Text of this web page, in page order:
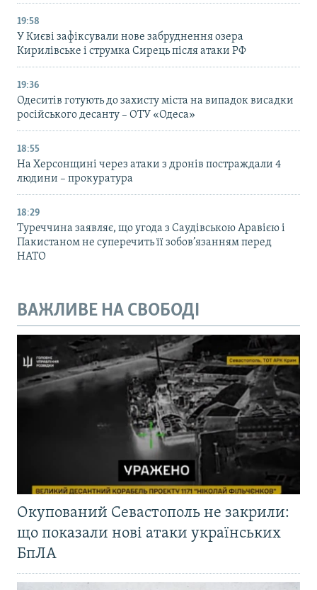
19:58
У Києві зафіксували нове забруднення озера
Кирилівське і струмка Сирець після атаки РФ
19:36
Одеситів готують до захисту міста на випадок висадки
російського десанту – ОТУ «Одеса»
18:55
На Херсонщині через атаки з дронів постраждали 4
людини – прокуратура
18:29
Туреччина заявляє, що угода з Саудівською Аравією і
Пакистаном не суперечить її зобов’язанням перед
НАТО
ВАЖЛИВЕ НА СВОБОДІ
Окупований Севастополь не закрили:
що показали нові атаки українських
БпЛА